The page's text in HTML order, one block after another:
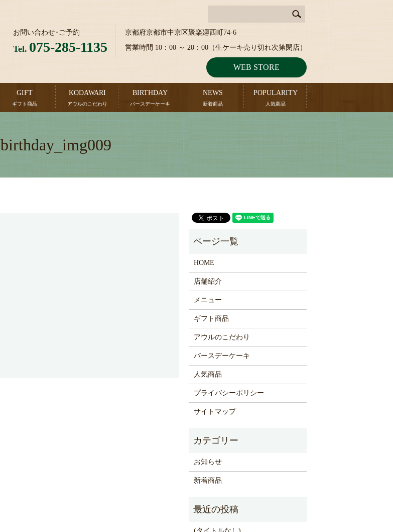
お問い合わせ･ご予約
Tel. 075-285-1135
京都府京都市中京区聚楽廻西町74-6
営業時間 10：00 ～ 20：00（生ケーキ売り切れ次第閉店）
WEB STORE
GIFT
ギフト商品
KODAWARI
アウルのこだわり
BIRTHDAY
バースデーケーキ
NEWS
新着商品
POPULARITY
人気商品
birthday_img009
HOME
店舗紹介
メニュー
ギフト商品
アウルのこだわり
バースデーケーキ
人気商品
プライバシーポリシー
サイトマップ
お知らせ
新着商品